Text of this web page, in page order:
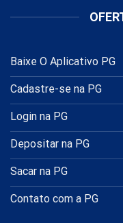
Baixe O Aplicativo PG
Cadastre-se na PG
Login na PG
Depositar na PG
Sacar na PG
Contato com a PG